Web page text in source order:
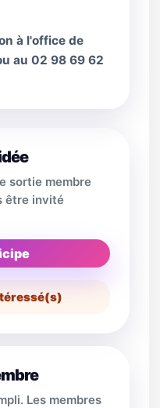
à l'office de
au 02 98 69 62
sortie membre
être invité
Les membres